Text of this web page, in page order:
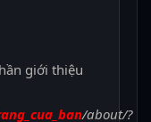
giới thiệu
/about/?